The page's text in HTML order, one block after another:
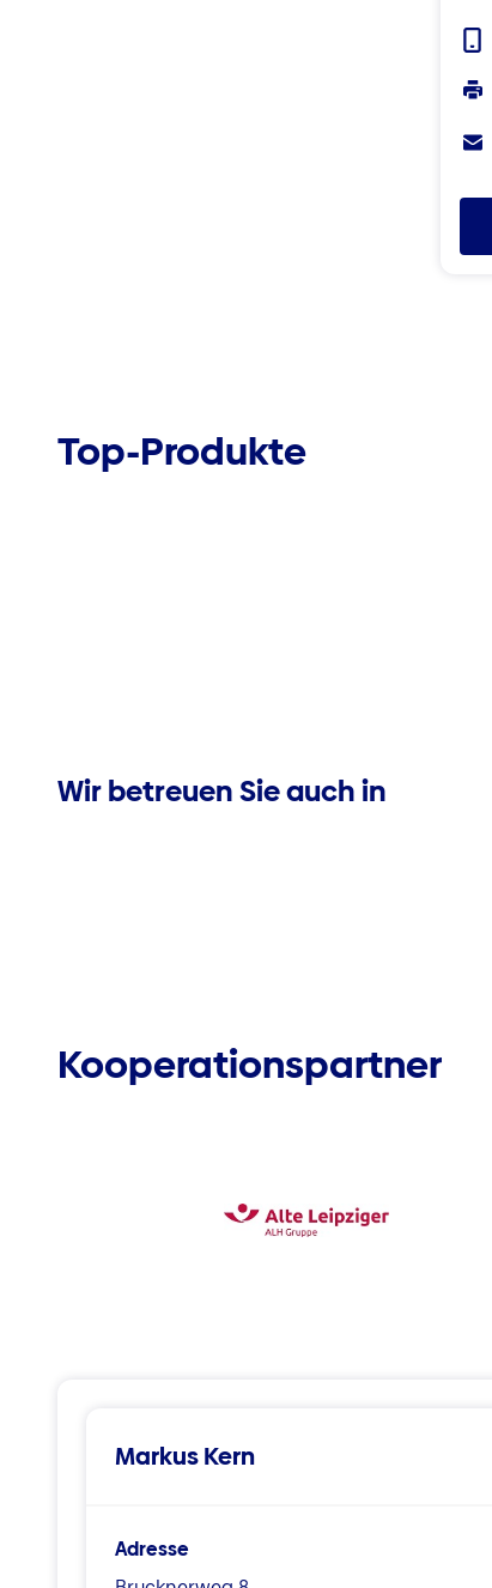
Top-Produkte
Wir betreuen Sie auch in
Kooperationspartner
Markus Kern
Adresse